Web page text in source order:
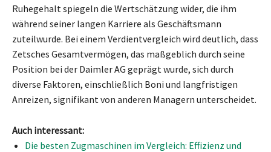
Ruhegehalt spiegeln die Wertschätzung wider, die ihm
während seiner langen Karriere als Geschäftsmann
zuteilwurde. Bei einem Verdientvergleich wird deutlich, dass
Zetsches Gesamtvermögen, das maßgeblich durch seine
Position bei der Daimler AG geprägt wurde, sich durch
diverse Faktoren, einschließlich Boni und langfristigen
Anreizen, signifikant von anderen Managern unterscheidet.
Auch interessant:
Die besten Zugmaschinen im Vergleich: Effizienz und